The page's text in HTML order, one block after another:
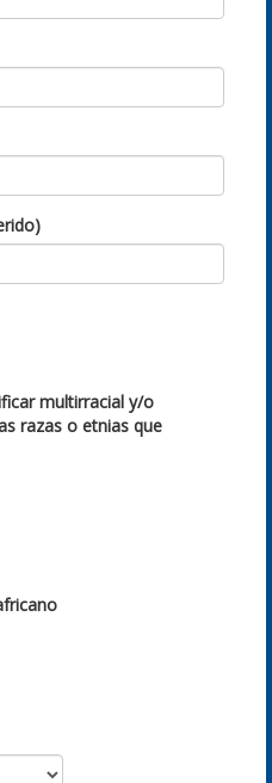
multirracial y/o
razas o etnias que